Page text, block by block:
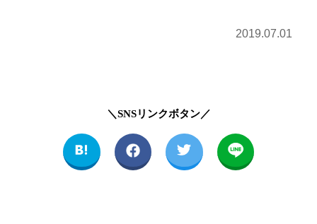
2019.07.01
＼SNSリンクボタン／